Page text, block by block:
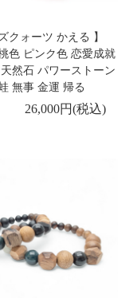
クォーツ かえる 】
色 ピンク色 恋愛成就
然石 パワーストーン
無事 金運 帰る
26,000円(税込)